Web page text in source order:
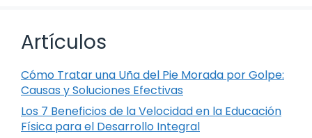
Artículos
Cómo Tratar una Uña del Pie Morada por Golpe:
Causas y Soluciones Efectivas
Los 7 Beneficios de la Velocidad en la Educación
Física para el Desarrollo Integral